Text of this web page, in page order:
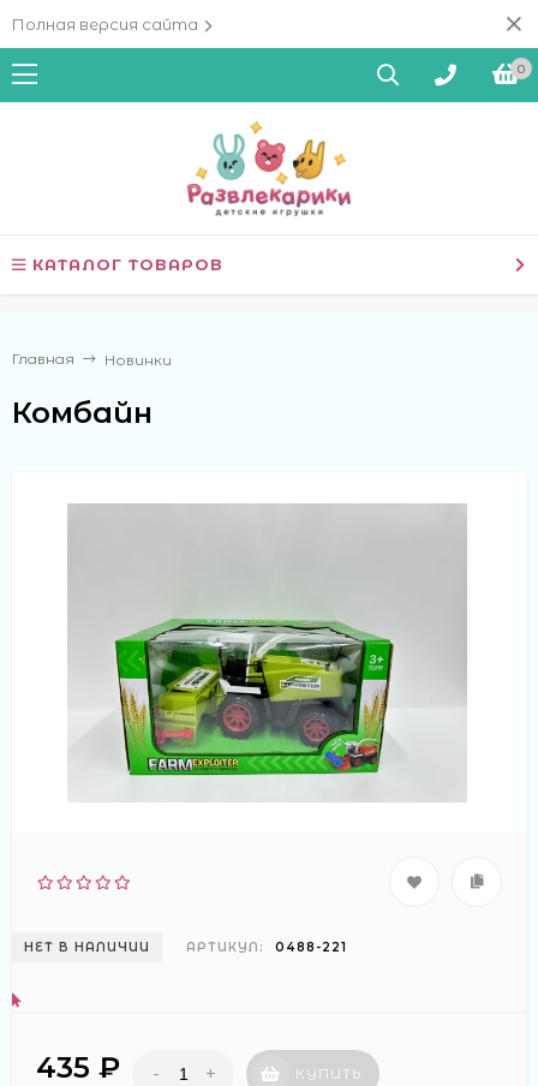
Полная версия сайта
0
КАТАЛОГ ТОВАРОВ
Главная Новинки
Комбайн
НЕТ В НАЛИЧИИ АРТИКУЛ: 0488-221
435 ₽ - + КУПИТЬ